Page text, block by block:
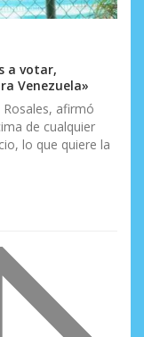
a votar,
Venezuela»
afirmó
de cualquier
lo que quiere la